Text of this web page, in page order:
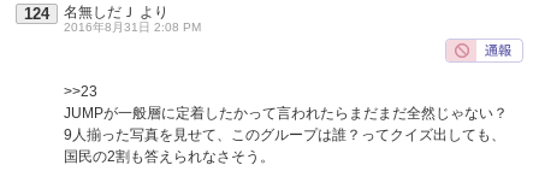
124 名無しだＪ より
2016年8月31日 2:08 PM
>>23
JUMPが一般層に定着したかって言われたらまだまだ全然じゃない？
9人揃った写真を見せて、このグループは誰？ってクイズ出しても、
国民の2割も答えられなさそう。